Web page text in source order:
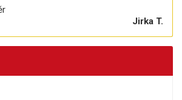
Jirka T.